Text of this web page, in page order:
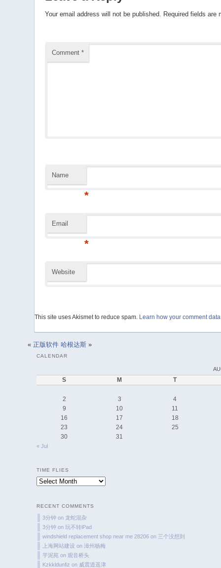
Your email address will not be published. Required fields are
Comment *
Name
*
Email
*
Website
This site uses Akismet to reduce spam. Learn how your comment
« 正版软件 哈根达斯»
CALENDAR
S M T
2 3
4
9
10
11
16
17
18
23
24
25
30
31
« Jul
TIME FLIES
Time
RECENT COMMENTS
3分钟 on 龙蛇混杂
3分钟 on玩不转iPad
windshield replacement shop near me 28206 on 三个没想到
上海网站建设 on漳州杨梅
芋泥苑 on 观音桥头
Kzkkldunfiz on 威震逍遥津